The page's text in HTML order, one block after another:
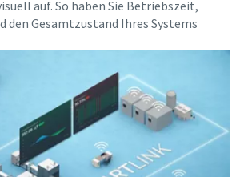
auf. So haben Sie Betriebszeit,
den Gesamtzustand Ihres Systems